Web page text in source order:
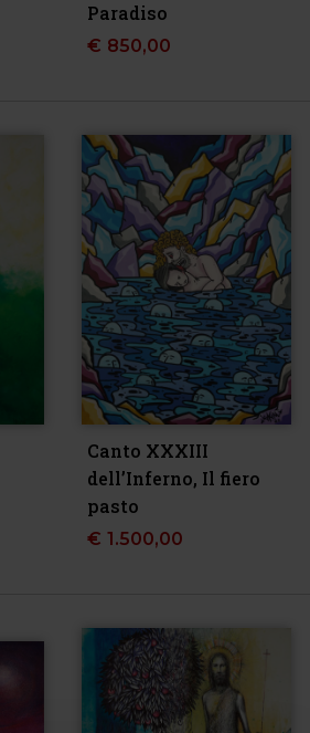
Paradiso
€ 850,00
Canto XXXIII
dell’Inferno, Il fiero
pasto
€ 1.500,00